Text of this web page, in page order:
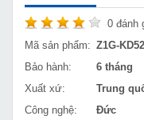
0 đánh
Mã sản phẩm: Z1G-
Bảo hành:
6 tháng
Xuất xứ:
Trung
Công nghệ:
Đức